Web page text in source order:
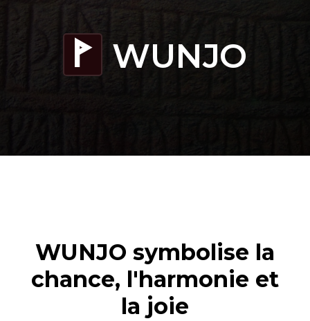
W WUNJO
WUNJO symbolise la
chance, l'harmonie et
la joie